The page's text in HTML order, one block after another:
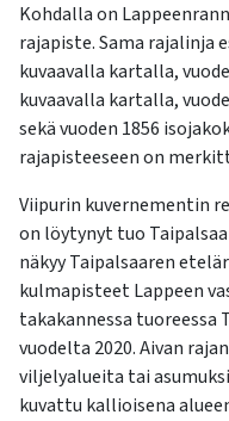
Kohdalla on
rajapiste. Sama rajalinja
kuvaavalla kartalla,
kuvaavalla kartalla,
sekä vuoden 1856
rajapisteeseen on
Viipurin kuvernementin
on löytynyt tuo
näkyy Taipalsaaren
kulmapisteet Lappeen
takakannessa tuoreessa
vuodelta 2020. Aivan
viljelyalueita tai
kuvattu kallioisena